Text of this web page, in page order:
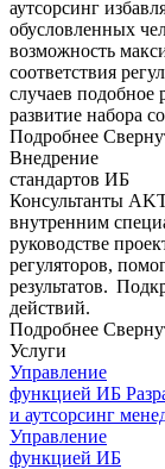
аутсорсинг
обусловленных
возможность
соответствия
случаев подобное
развитие набора
Подробнее
Внедрение
стандартов ИБ
Консультанты
внутренним
руководстве
регуляторов,
результатов.
действий.
Подробнее
Услуги
Управление
функцией ИБ
и аутсорсинг
Управление
функцией ИБ